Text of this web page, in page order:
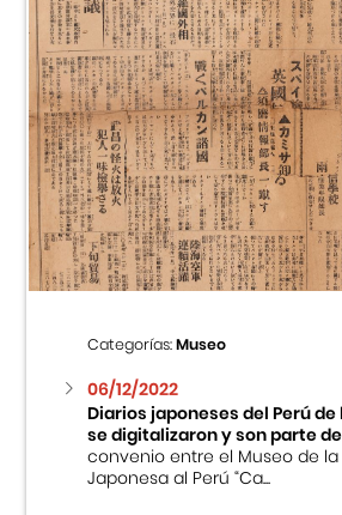
Categorías:Museo
06/12/2022
Diarios japoneses del Perú
se digitalizaron y son parte de
convenio entre el Museo de
Japonesa al Perú “Ca...